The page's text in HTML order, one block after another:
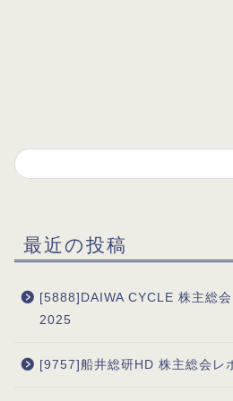
最近の投稿
[5888]DAIWA CYCLE 株主総会
2025
[9757]船井総研HD 株主総会レ